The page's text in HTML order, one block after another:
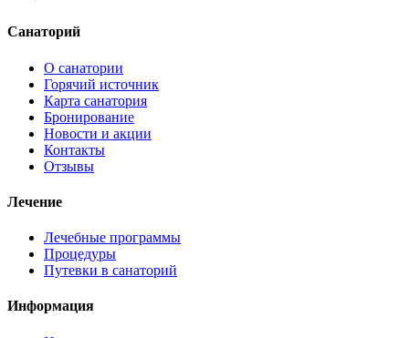
Санаторий
О санатории
Горячий источник
Карта санатория
Бронирование
Новости и акции
Контакты
Отзывы
Лечение
Лечебные программы
Процедуры
Путевки в санаторий
Информация